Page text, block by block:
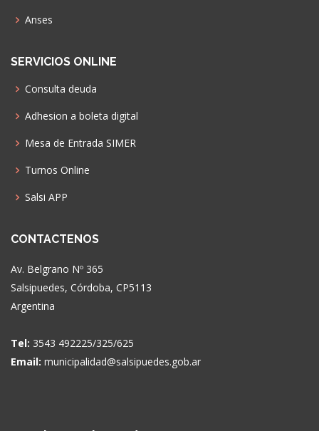
Anses
SERVICIOS ONLINE
Consulta deuda
Adhesion a boleta digital
Mesa de Entrada SIMER
Turnos Online
Salsi APP
CONTACTENOS
Av. Belgrano Nº 365
Salsipuedes, Córdoba, CP5113
Argentina
Tel: 3543 492225/325/625
Email: municipalidad@salsipuedes.gob.ar